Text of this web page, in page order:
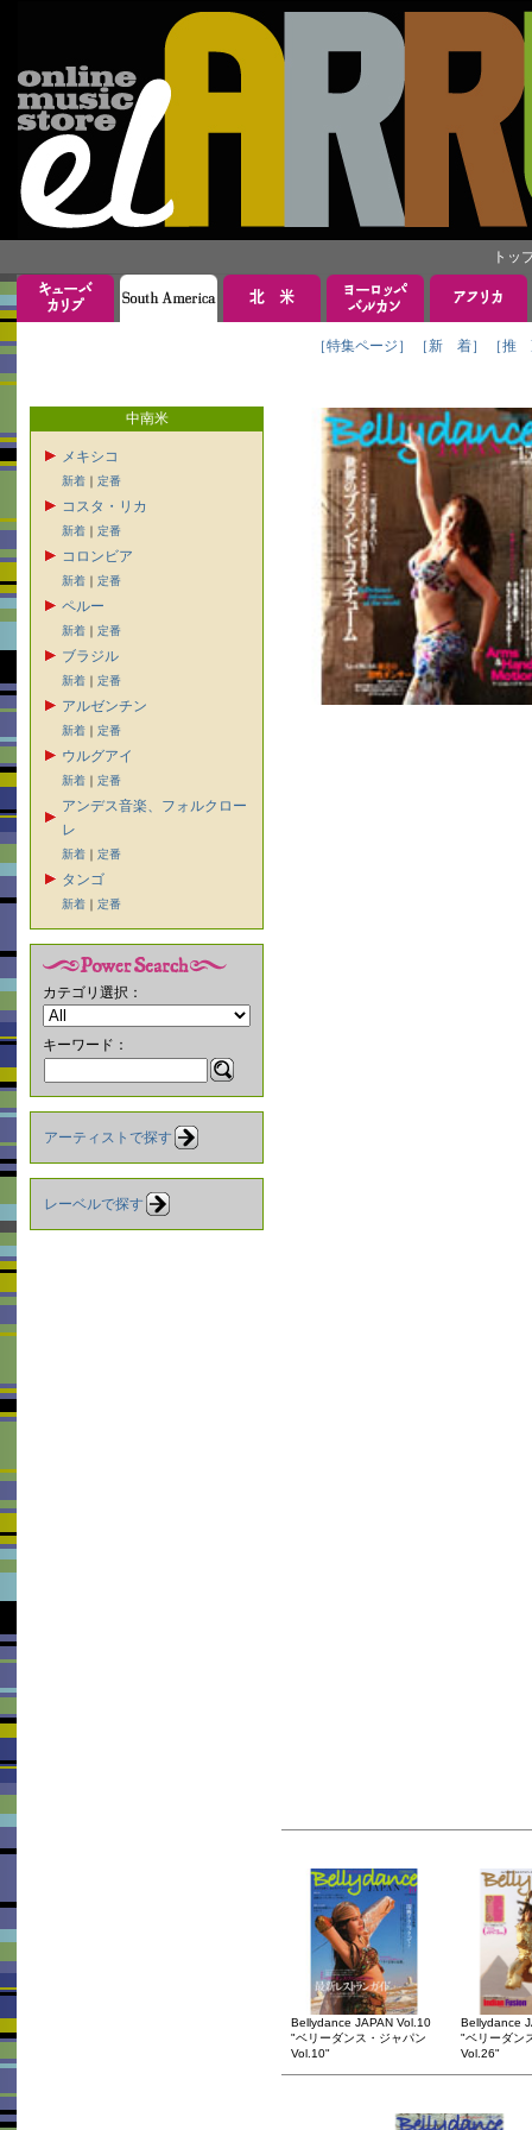
トッ
［特集ページ］ ［新 着］ ［推
中南米
メキシコ
新着 ｜ 定番
コスタ・リカ
新着 ｜ 定番
コロンビア
新着 ｜ 定番
ペルー
新着 ｜ 定番
ブラジル
新着 ｜ 定番
アルゼンチン
新着 ｜ 定番
ウルグアイ
新着 ｜ 定番
アンデス音楽、フォルクロー
レ
新着 ｜ 定番
タンゴ
新着 ｜ 定番
カテゴリ選択：
キーワード：
アーティストで探す
レーベルで探す
Bellydance JAPAN Vol.10
"ベリーダンス・ジャパン
Vol.10"
Bellydance
"ベリーダン
Vol.26"